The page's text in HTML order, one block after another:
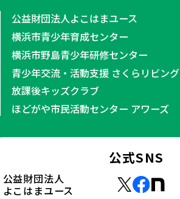
公益財団法人よこはまユース
横浜市青少年育成センター
横浜市野島青少年研修センター
青少年交流・活動支援 さくらリビング
放課後キッズクラブ
ほどがや市民活動センター アワーズ
公式SNS
公益財団法人
よこはまユース